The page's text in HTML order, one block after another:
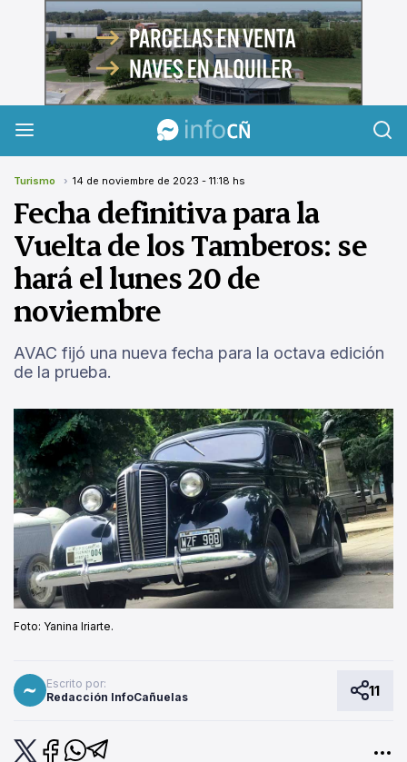
InfoCañuelas
Turismo 14 de noviembre de 2023 - 11:18 hs
Fecha definitiva para la
Vuelta de los Tamberos: se
hará el lunes 20 de
noviembre
AVAC fijó una nueva fecha para la octava edición
de la prueba.
Foto: Yanina Iriarte.
Escrito por:
Redacción InfoCañuelas
11